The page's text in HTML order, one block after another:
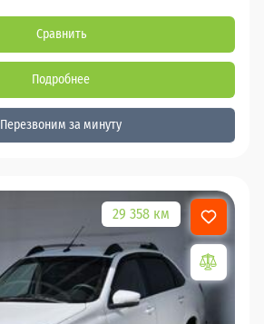
Сравнить
Подробнее
Перезвоним за минуту
29 358 км